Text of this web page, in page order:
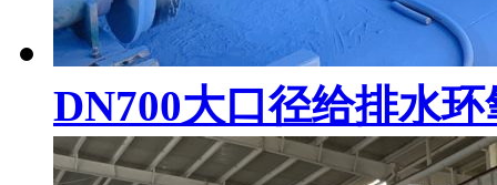
DN700大口径给排水